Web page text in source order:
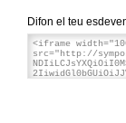
Difon el teu